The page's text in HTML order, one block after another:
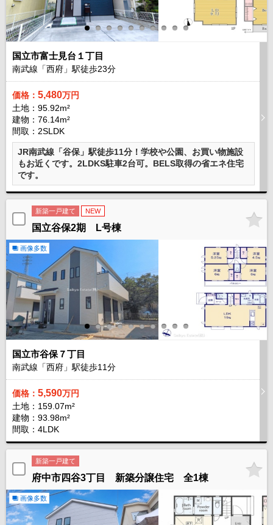
国立市富士見台１丁目
南武線「西府」駅徒歩23分
価格： 5,480万円
土地：95.92m²
建物：76.14m²
間取：2SLDK
JR南武線「谷保」駅徒歩11分！学校や公園、お買い物施設
もお近くです。2LDKS駐車2台可。BELS取得の省エネ住宅
です。
新築一戸建て NEW
国立谷保2期 L号棟
画像多数
国立市谷保７丁目
南武線「西府」駅徒歩11分
価格： 5,590万円
土地：159.07m²
建物：93.98m²
間取：4LDK
新築一戸建て
府中市四谷3丁目 新築分譲住宅 全1棟
画像多数